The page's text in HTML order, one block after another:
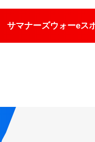
サマナーズウォーeス